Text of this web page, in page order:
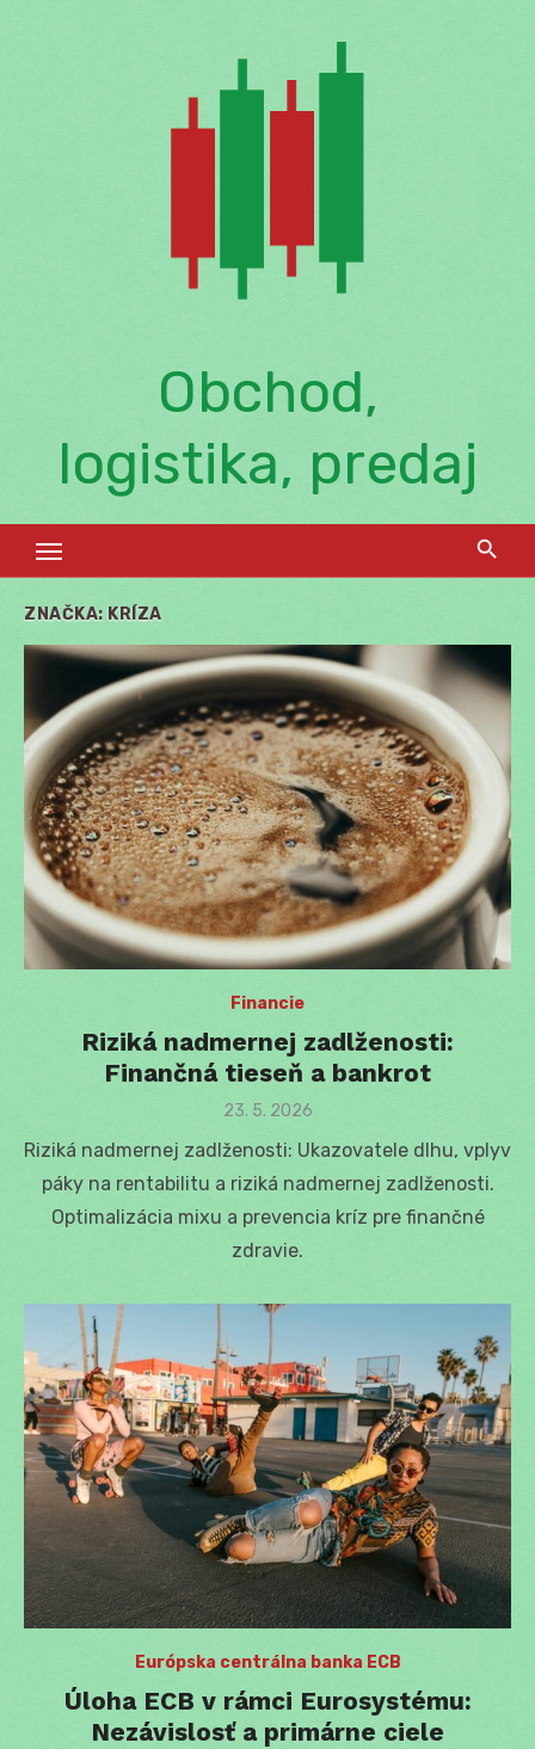
Obchod,
logistika, predaj
ZNAČKA: KRÍZA
Financie
Riziká nadmernej zadlženosti:
Finančná tieseň a bankrot
Posted
23. 5. 2026
Riziká nadmernej zadlženosti: Ukazovatele dlhu, vplyv
páky na rentabilitu a riziká nadmernej zadlženosti.
Optimalizácia mixu a prevencia kríz pre finančné
zdravie.
Európska centrálna banka ECB
Úloha ECB v rámci Eurosystému:
Nezávislosť a primárne ciele